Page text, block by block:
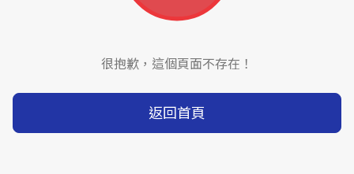
很抱歉，這個頁面不存在！
返回首頁